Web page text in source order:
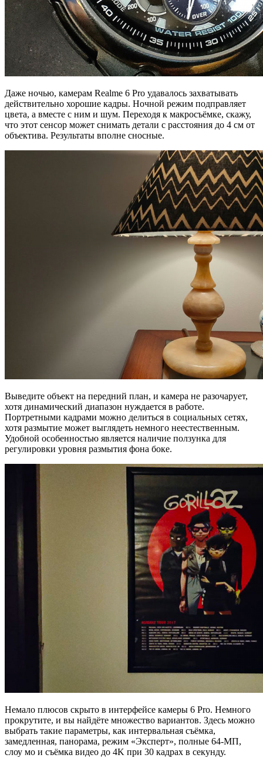
Даже ночью, камерам Realme 6 Pro удавалось захватывать
действительно хорошие кадры. Ночной режим подправляет
цвета, а вместе с ним и шум. Переходя к макросъёмке, скажу,
что этот сенсор может снимать детали с расстояния до 4 см от
объектива. Результаты вполне сносные.
Выведите объект на передний план, и камера не разочарует,
хотя динамический диапазон нуждается в работе.
Портретными кадрами можно делиться в социальных сетях,
хотя размытие может выглядеть немного неестественным.
Удобной особенностью является наличие ползунка для
регулировки уровня размытия фона боке.
Немало плюсов скрыто в интерфейсе камеры 6 Pro. Немного
прокрутите, и вы найдёте множество вариантов. Здесь можно
выбрать такие параметры, как интервальная съёмка,
замедленная, панорама, режим «Эксперт», полные 64-МП,
слоу мо и съёмка видео до 4K при 30 кадрах в секунду.